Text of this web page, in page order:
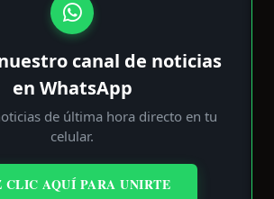
canal de noticias
en WhatsApp
de última hora directo en tu
celular.
CLIC AQUÍ PARA UNIRTE